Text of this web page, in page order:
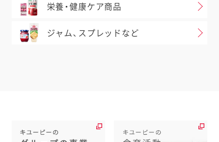
栄養・健康ケア商品
ジャム、スプレッドなど